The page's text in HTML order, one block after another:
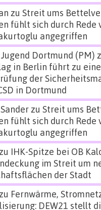
zu Streit ums
fühlt sich durch Rede
angegriffen
Dortmund (PM)
in Berlin führt zu
der
in Dortmund
zu Streit ums
fühlt sich durch Rede
angegriffen
IHK-Spitze bei OB
im Streit um
der Stadt
Fernwärme,
DEW21 stellt